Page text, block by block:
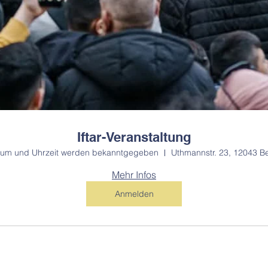
Iftar-Veranstaltung
und Uhrzeit werden bekanntgegeben Uthmannstr. 23, 12043
Mehr Infos
Anmelden